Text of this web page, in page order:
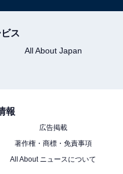
ス
All About Japan
報
広告掲載
著作権・商標・免責事項
All About ニュースについて